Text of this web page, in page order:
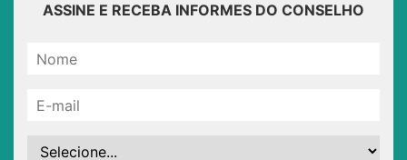
ASSINE E RECEBA INFORMES DO CONSELHO